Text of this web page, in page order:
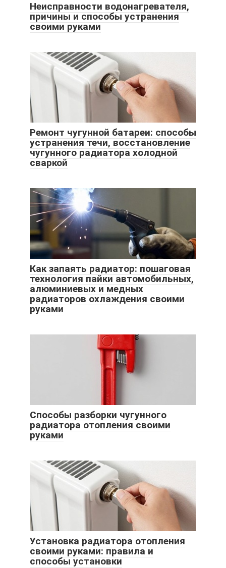
Неисправности водонагревателя,
причины и способы устранения
своими руками
Ремонт чугунной батареи: способы
устранения течи, восстановление
чугунного радиатора холодной
сваркой
Как запаять радиатор: пошаговая
технология пайки автомобильных,
алюминиевых и медных
радиаторов охлаждения своими
руками
Способы разборки чугунного
радиатора отопления своими
руками
Установка радиатора отопления
своими руками: правила и
способы установки